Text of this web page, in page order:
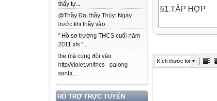
thấy tự...
@Thầy Đa, thầy Thủy: Ngày
trước khi thầy vào...
" Hồ sơ trường THCS cuối năm
2011.xls "...
the mà cung đòi vào
http//violet.vn/thcs - palong -
sonla...
HỖ TRỢ TRỰC TUYẾN
§1.TẬP HỢP
- Nhận biết
nhiên (N) và
Kích thước font